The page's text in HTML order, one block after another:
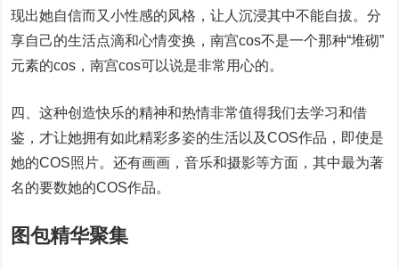
现出她自信而又小性感的风格，让人沉浸其中不能自拔。分
享自己的生活点滴和心情变换，南宫cos不是一个那种“堆砌”
元素的cos，南宫cos可以说是非常用心的。
四、这种创造快乐的精神和热情非常值得我们去学习和借
鉴，才让她拥有如此精彩多姿的生活以及COS作品，即使是
她的COS照片。还有画画，音乐和摄影等方面，其中最为著
名的要数她的COS作品。
图包精华聚集